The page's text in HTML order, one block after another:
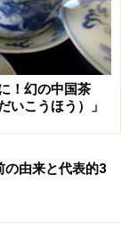
香りのお茶で
。もちろん、
！幻の中国茶
いこうほう）」
の由来と代表的3